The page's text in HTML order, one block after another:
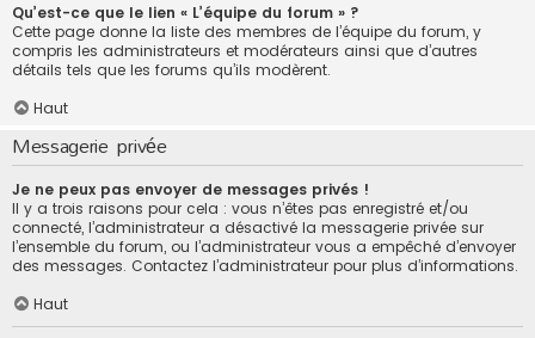
Qu’est-ce que le lien « L’équipe du forum » ?
Cette page donne la liste des membres de l’équipe du forum, y
compris les administrateurs et modérateurs ainsi que d’autres
détails tels que les forums qu’ils modèrent.
Haut
Messagerie privée
Je ne peux pas envoyer de messages privés !
Il y a trois raisons pour cela : vous n’êtes pas enregistré et/ou
connecté, l’administrateur a désactivé la messagerie privée sur
l’ensemble du forum, ou l’administrateur vous a empêché d’envoyer
des messages. Contactez l’administrateur pour plus d’informations.
Haut